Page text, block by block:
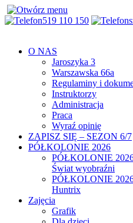
519 110 150
O NAS
Jaroszyka 3
Warszawska 66a
Regulaminy i
Instruktorzy
Administracja
Praca
Wyraź opinię
ZAPISZ SIĘ – SEZON 6/7
PÓŁKOLONIE 2026
PÓŁKOLONIE
Świat wyobraźni
PÓŁKOLONIE
Huntrix
Zajęcia
Grafik